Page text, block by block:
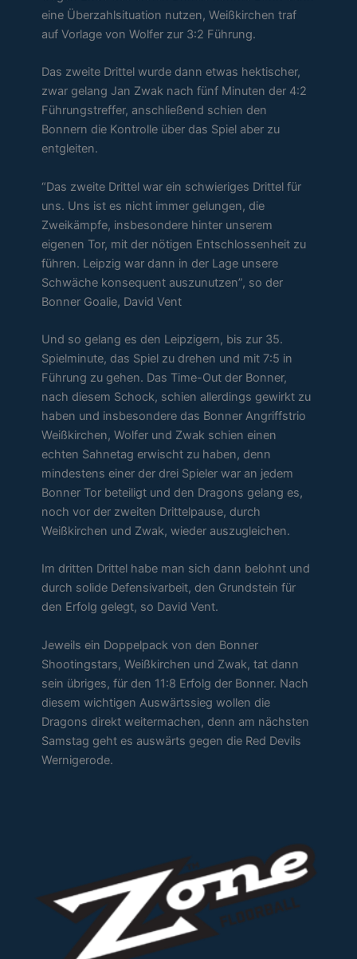
eine Überzahlsituation nutzen, Weißkirchen traf
auf Vorlage von Wolfer zur 3:2 Führung.
Das zweite Drittel wurde dann etwas hektischer,
zwar gelang Jan Zwak nach fünf Minuten der 4:2
Führungstreffer, anschließend schien den
Bonnern die Kontrolle über das Spiel aber zu
entgleiten.
“Das zweite Drittel war ein schwieriges Drittel für
uns. Uns ist es nicht immer gelungen, die
Zweikämpfe, insbesondere hinter unserem
eigenen Tor, mit der nötigen Entschlossenheit zu
führen. Leipzig war dann in der Lage unsere
Schwäche konsequent auszunutzen”, so der
Bonner Goalie, David Vent
Und so gelang es den Leipzigern, bis zur 35.
Spielminute, das Spiel zu drehen und mit 7:5 in
Führung zu gehen. Das Time-Out der Bonner,
nach diesem Schock, schien allerdings gewirkt zu
haben und insbesondere das Bonner Angriffstrio
Weißkirchen, Wolfer und Zwak schien einen
echten Sahnetag erwischt zu haben, denn
mindestens einer der drei Spieler war an jedem
Bonner Tor beteiligt und den Dragons gelang es,
noch vor der zweiten Drittelpause, durch
Weißkirchen und Zwak, wieder auszugleichen.
Im dritten Drittel habe man sich dann belohnt und
durch solide Defensivarbeit, den Grundstein für
den Erfolg gelegt, so David Vent.
Jeweils ein Doppelpack von den Bonner
Shootingstars, Weißkirchen und Zwak, tat dann
sein übriges, für den 11:8 Erfolg der Bonner. Nach
diesem wichtigen Auswärtssieg wollen die
Dragons direkt weitermachen, denn am nächsten
Samstag geht es auswärts gegen die Red Devils
Wernigerode.